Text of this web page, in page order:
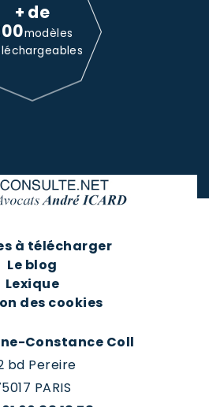
+ de
modèles
à télécharger
Le blog
Lexique
des cookies
Constance Coll
bd Pereire
PARIS